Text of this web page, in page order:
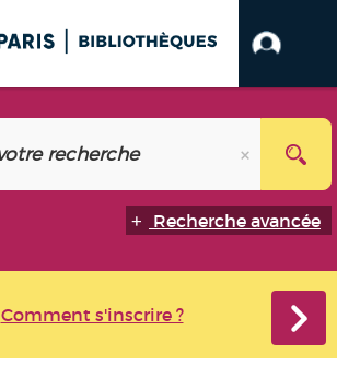
Recherche avancée
Comment s'inscrire ?